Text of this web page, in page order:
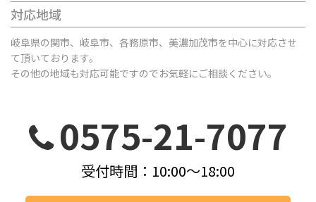
対応地域
岐阜県の関市、岐阜市、各務原市、美濃加茂市を中心に対応させ
て頂いております。
その他の地域も対応可能ですのでお気軽にご相談ください。
0575-21-7077
受付時間：10:00～18:00